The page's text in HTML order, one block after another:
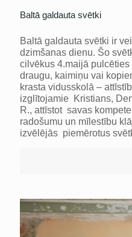
Baltā galdauta svētki
Baltā galdauta svētki ir
dzimšanas dienu. Šo
cilvēkus 4.maijā
draugu, kaimiņu vai
krasta vidusskolā –
izglītojamie Kristians,
R., attīstot savas
radošumu un mīlestību
izvēlējās piemērotus